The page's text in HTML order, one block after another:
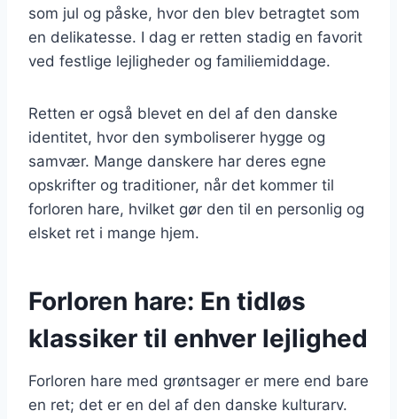
som jul og påske, hvor den blev betragtet som
en delikatesse. I dag er retten stadig en favorit
ved festlige lejligheder og familiemiddage.
Retten er også blevet en del af den danske
identitet, hvor den symboliserer hygge og
samvær. Mange danskere har deres egne
opskrifter og traditioner, når det kommer til
forloren hare, hvilket gør den til en personlig og
elsket ret i mange hjem.
Forloren hare: En tidløs
klassiker til enhver lejlighed
Forloren hare med grøntsager er mere end bare
en ret; det er en del af den danske kulturarv.